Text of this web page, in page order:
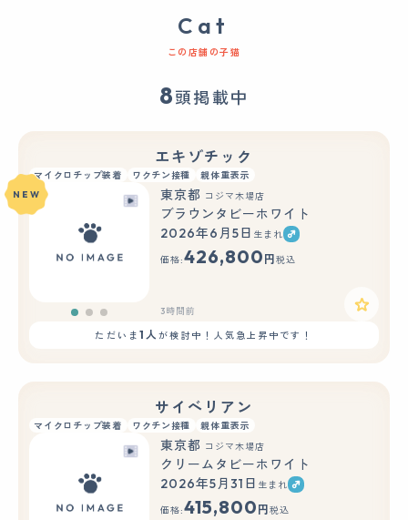
Cat
この店舗の子猫
8頭掲載中
エキゾチック
マイクロチップ装着 ワクチン接種 親体重表示
もっと見る
NEW 東京都 コジマ木場店
ブラウンタビーホワイト
2026年6月5日 生まれ
価格:426,800 円 税込
3時間前
ただいま 1人が検討中！人気急上昇中です！
サイベリアン
マイクロチップ装着 ワクチン接種 親体重表示
もっと見る
東京都 コジマ木場店
クリームタビーホワイト
2026年5月31日 生まれ
価格:415,800 円 税込